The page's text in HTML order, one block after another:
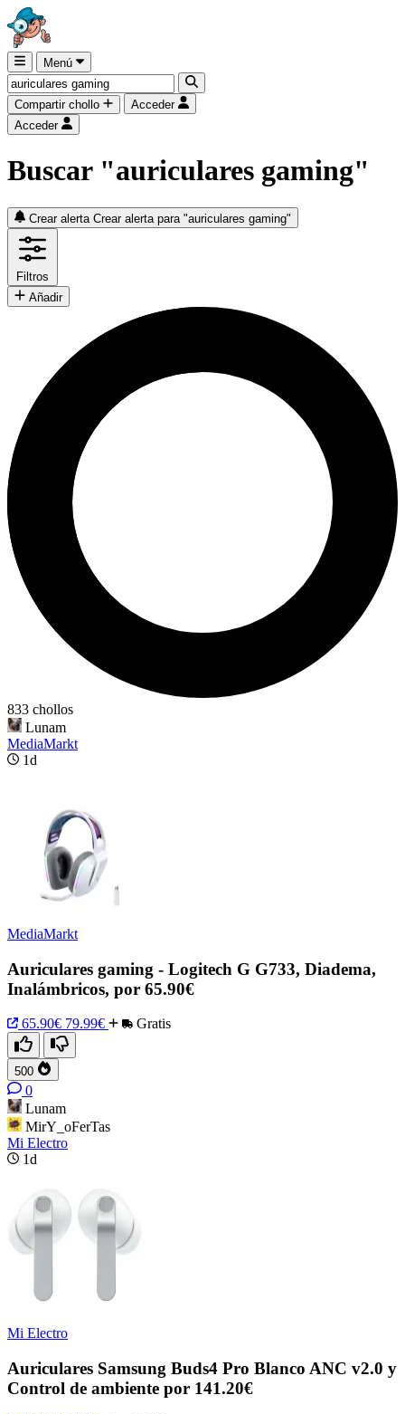
Menú
Compartir chollo
Acceder
Acceder
Buscar "auriculares gaming"
Crear alerta Crear alerta para "auriculares gaming"
Filtros
Añadir
833 chollos
Lunam
MediaMarkt
1d
MediaMarkt
Auriculares gaming - Logitech G G733, Diadema,
Inalámbricos, por 65.90€
65.90€ 79.99€ Gratis
500
0
Lunam
MirY_oFerTas
Mi Electro
1d
Mi Electro
Auriculares Samsung Buds4 Pro Blanco ANC v2.0 y
Control de ambiente por 141.20€